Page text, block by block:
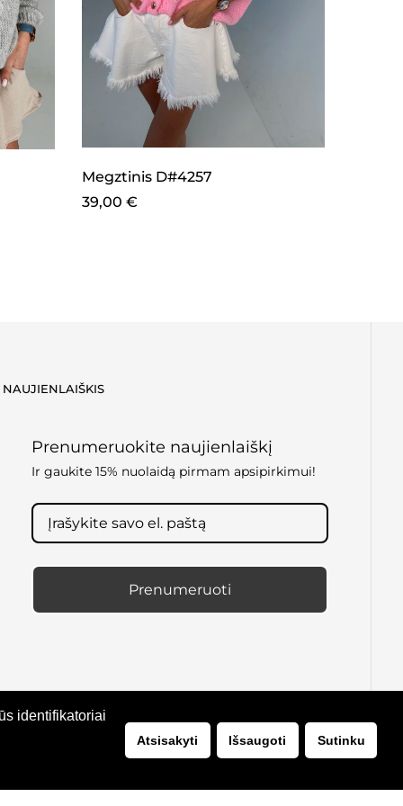
identifikatoriai
Atsisakyti Išsaugoti Sutinku
Megztinis D#4257
39,00 €
NAUJIENLAIŠKIS
Prenumeruokite naujienlaiškį
Ir gaukite 15% nuolaidą pirmam apsipirkimui!
Prenumeruoti